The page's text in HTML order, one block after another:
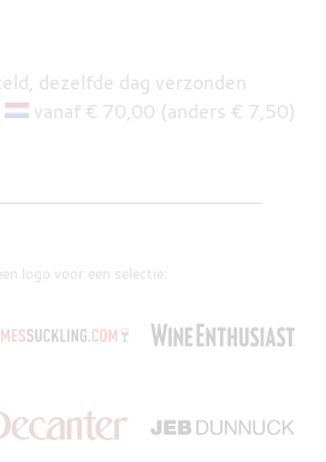
dezelfde dag verzonden
vanaf € 70,00 (anders € 7,50)
logo voor een selectie: